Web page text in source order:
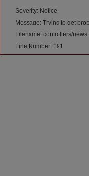
Severity: Notice
Message: Trying to get
Filename: controllers/
Line Number: 191